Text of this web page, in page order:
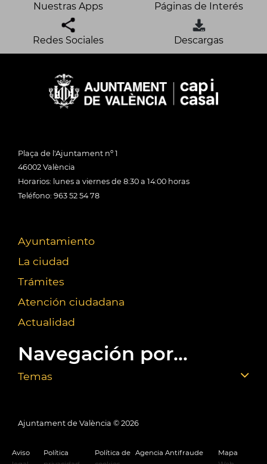
Nuestras Apps Páginas de Interés
Redes Sociales Descargas
Plaça de l'Ajuntament nº 1
46002 València
Horarios: lunes a viernes de 8:30 a 14:00 horas
Teléfono: 963 52 54 78
Ayuntamiento
La ciudad
Trámites
Atención ciudadana
Actualidad
Navegación por...
Temas
Ajuntament de València © 2026
Aviso
Política
Política de Agencia Antifraude
Mapa